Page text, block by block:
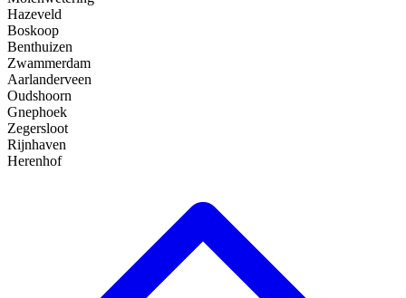
Hazeveld
Boskoop
Benthuizen
Zwammerdam
Aarlanderveen
Oudshoorn
Gnephoek
Zegersloot
Rijnhaven
Herenhof